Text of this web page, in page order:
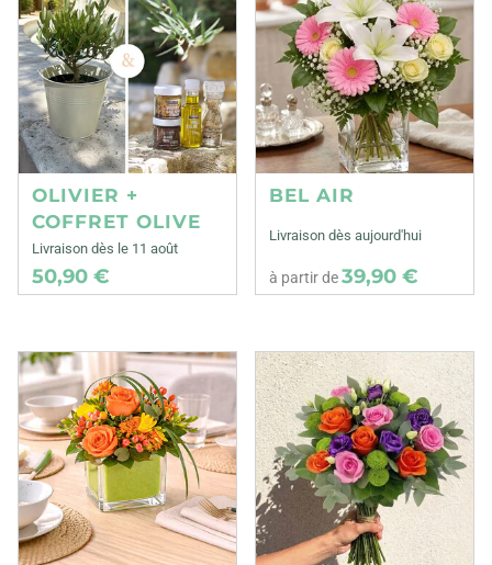
OLIVIER +
COFFRET OLIVE
Livraison dès le 11 août
50,90 €
BEL AIR
Livraison dès aujourd'hui
à partir de39,90 €